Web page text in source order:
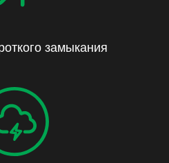
замыкания